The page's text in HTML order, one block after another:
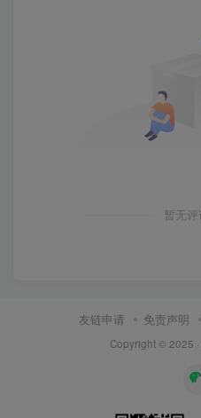
暂无
友链申请 免责声明
Copyright © 2025 ·